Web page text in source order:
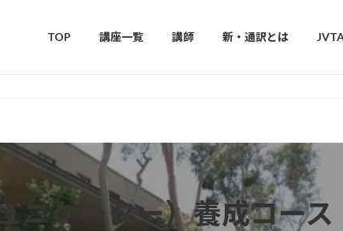
TOP 講座一覧 講師 新・通訳とは
ニケーター）養成コース